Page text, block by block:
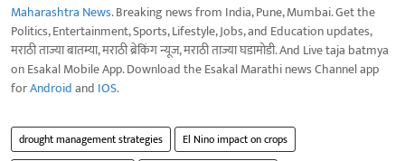
Maharashtra News. Breaking news from India, Pune, Mumbai. Get the
Politics, Entertainment, Sports, Lifestyle, Jobs, and Education updates,
मराठी ताज्या बातम्या, मराठी ब्रेकिंग न्यूज, मराठी ताज्या घडामोडी. And Live taja batmya
on Esakal Mobile App. Download the Esakal Marathi news Channel app
forAndroidand IOS.
drought management strategies
El Nino impact on crops